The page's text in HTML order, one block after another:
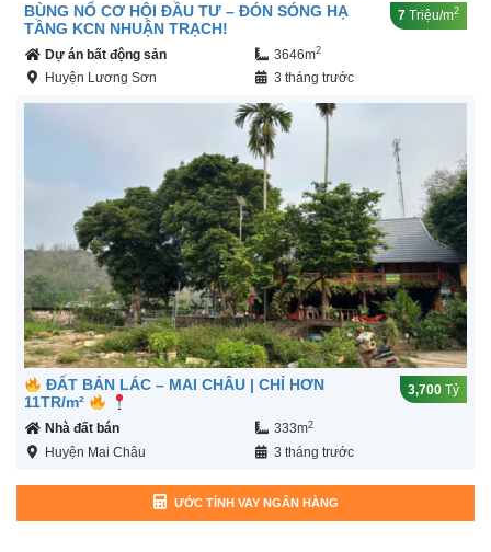
BÙNG NỔ CƠ HỘI ĐẦU TƯ – ĐÓN SÓNG HẠ
TẦNG KCN NHUẬN TRẠCH!
7 Triệu/m2
Dự án bất động sản 3646m2
Huyện Lương Sơn 3 tháng trước
ĐẤT BẢN LÁC – MAI CHÂU | CHỈ HƠN
11TR/m²
3,700 Tỷ
Nhà đất bán 333m2
Huyện Mai Châu 3 tháng trước
ƯỚC TÍNH VAY NGÂN HÀNG